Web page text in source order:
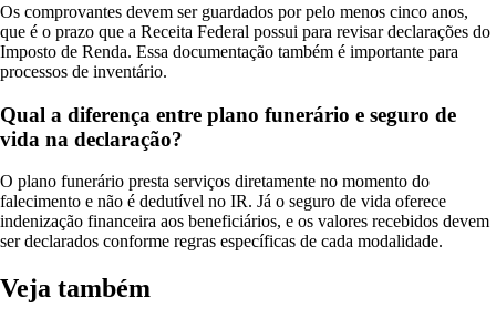
Os comprovantes devem ser guardados por pelo menos cinco anos,
que é o prazo que a Receita Federal possui para revisar declarações do
Imposto de Renda. Essa documentação também é importante para
processos de inventário.
Qual a diferença entre plano funerário e seguro de
vida na declaração?
O plano funerário presta serviços diretamente no momento do
falecimento e não é dedutível no IR. Já o seguro de vida oferece
indenização financeira aos beneficiários, e os valores recebidos devem
ser declarados conforme regras específicas de cada modalidade.
Veja também